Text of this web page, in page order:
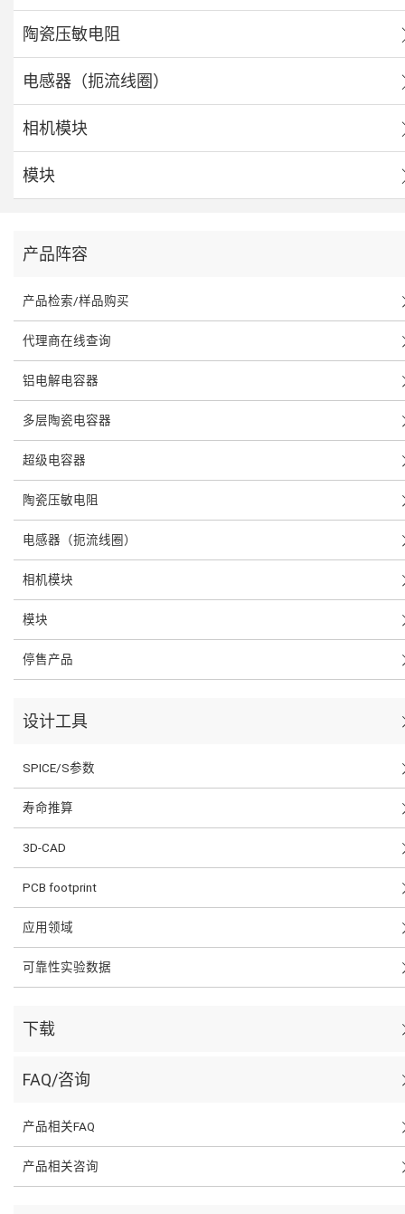
陶瓷压敏电阻
电感器（扼流线圈）
相机模块
模块
产品阵容
产品检索/样品购买
代理商在线查询
铝电解电容器
多层陶瓷电容器
超级电容器
陶瓷压敏电阻
电感器（扼流线圈）
相机模块
模块
停售产品
设计工具
SPICE/S参数
寿命推算
3D-CAD
PCB footprint
应用领域
可靠性实验数据
下载
FAQ/咨询
产品相关FAQ
产品相关咨询